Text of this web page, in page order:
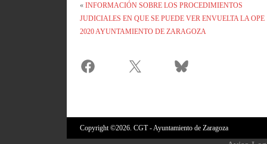
«INFORMACIÓN SOBRE LOS PROCEDIMIENTOS
JUDICIALES EN QUE SE PUEDE VER ENVUELTA LA OPE
2020 AYUNTAMIENTO DE ZARAGOZA
Copyright ©2026. CGT - Ayuntamiento de Zaragoza